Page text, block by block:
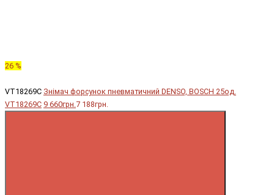
26 %
VT18269C Знімач форсунок пневматичний DENSO, BOSCH 25од.
VT18269C 9 660грн. 7 188грн.